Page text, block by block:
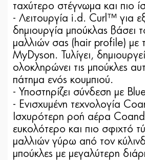
ταχύτερο στέγνωμα και πιο
- Λειτουργία i.d. Curl™ για
δημιουργία μπούκλας βάσει
μαλλιών σας (hair profile) με
MyDyson. Τυλίγει,
ολοκληρώνει τις μπούκλες
πάτημα ενός κουμπιού.
- Υποστηρίζει σύνδεση με
- Ενισχυμένη τεχνολογία
Ισχυρότερη ροή αέρα
ευκολότερο και πιο σφιχτό
μαλλιών γύρω από τον
μπούκλες με μεγαλύτερη